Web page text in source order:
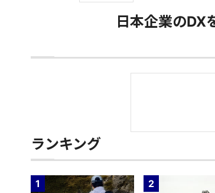
日本企業のDX
ランキング
1 2